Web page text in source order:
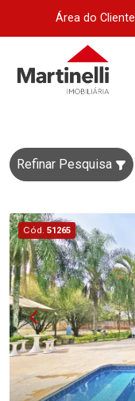
Área do Cliente
Refinar Pesquisa
Cód. 51265